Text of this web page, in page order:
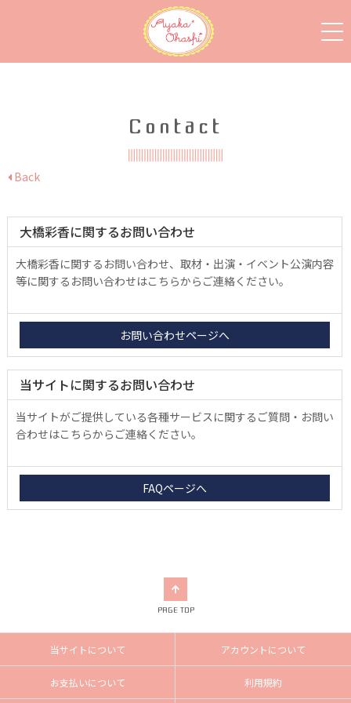
Contact
Back
大橋彩香に関するお問い合わせ
大橋彩香に関するお問い合わせ、取材・出演・イベント公演内容
等に関するお問い合わせはこちらからご連絡ください。
お問い合わせページへ
当サイトに関するお問い合わせ
当サイトがご提供している各種サービスに関するご質問・お問い
合わせはこちらからご連絡ください。
FAQページへ
PAGE TOP
当サイトについて アカウントについて
お支払いについて 利用規約